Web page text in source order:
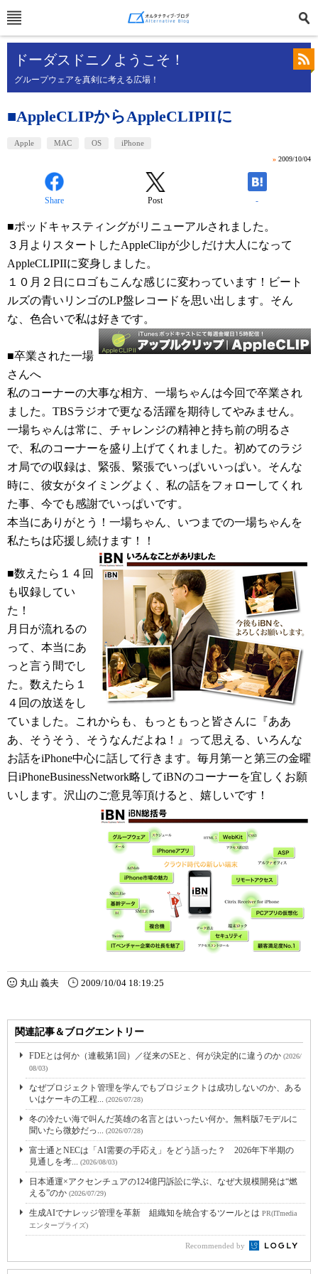
ドーダスドニノようこそ！
グループウェアを真剣に考える広場！
■AppleCLIPからAppleCLIPIIに
Apple MAC OS iPhone
» 2009/10/04
Share Post -
■ポッドキャスティングがリニューアルされました。
３月よりスタートしたAppleClipが少しだけ大人になって
AppleCLIPIIに変身しました。
１０月２日にロゴもこんな感じに変わっています！ビート
ルズの青いリンゴのLP盤レコードを思い出します。そん
な、色合いで私は好きです。
■卒業された一場
さんへ
私のコーナーの大事な相方、一場ちゃんは今回で卒業され
ました。TBSラジオで更なる活躍を期待してやみません。
一場ちゃんは常に、チャレンジの精神と持ち前の明るさ
で、私のコーナーを盛り上げてくれました。初めてのラジ
オ局での収録は、緊張、緊張でいっぱいいっぱい。そんな
時に、彼女がタイミングよく、私の話をフォローしてくれ
た事、今でも感謝でいっぱいです。
本当にありがとう！一場ちゃん、いつまでの一場ちゃんを
私たちは応援し続けます！！
■数えたら１４回
も収録してい
た！
月日が流れるの
って、本当にあ
っと言う間でし
た。数えたら１
４回の放送をし
ていました。これからも、もっともっと皆さんに『ああ
あ、そうそう、そうなんだよね！』って思える、いろんな
お話をiPhone中心に話して行きます。毎月第一と第三の金曜
日iPhoneBusinessNetwork略してiBNのコーナーを宜しくお願
いします。沢山のご意見等頂けると、嬉しいです！
丸山 義夫 2009/10/04 18:19:25
関連記事＆ブログエントリー
FDEとは何か（連載第1回）／従来のSEと、何が決定的に違うのか (2026/
08/03)
なぜプロジェクト管理を学んでもプロジェクトは成功しないのか、ある
いはケーキの工程... (2026/07/28)
冬の冷たい海で叫んだ英雄の名言とはいったい何か。無料版7モデルに
聞いたら微妙だっ... (2026/07/28)
富士通とNECは「AI需要の手応え」をどう語った？ 2026年下半期の
見通しを考... (2026/08/03)
日本通運×アクセンチュアの124億円訴訟に学ぶ、なぜ大規模開発は“燃
える”のか (2026/07/29)
生成AIでナレッジ管理を革新 組織知を統合するツールとは PR(ITmedia
エンタープライズ)
Recommended by